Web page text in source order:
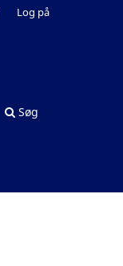
Søg
Log på